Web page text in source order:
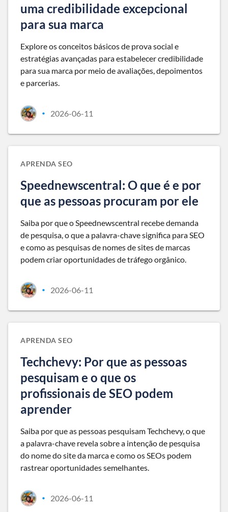
uma credibilidade excepcional
para sua marca
Explore os conceitos básicos de prova social e
estratégias avançadas para estabelecer credibilidade
para sua marca por meio de avaliações, depoimentos
e parcerias.
• 2026-06-11
APRENDA SEO
Speednewscentral: O que é e por
que as pessoas procuram por ele
Saiba por que o Speednewscentral recebe demanda
de pesquisa, o que a palavra-chave significa para SEO
e como as pesquisas de nomes de sites de marcas
podem criar oportunidades de tráfego orgânico.
• 2026-06-11
APRENDA SEO
Techchevy: Por que as pessoas
pesquisam e o que os
profissionais de SEO podem
aprender
Saiba por que as pessoas pesquisam Techchevy, o que
a palavra-chave revela sobre a intenção de pesquisa
do nome do site da marca e como os SEOs podem
rastrear oportunidades semelhantes.
• 2026-06-11